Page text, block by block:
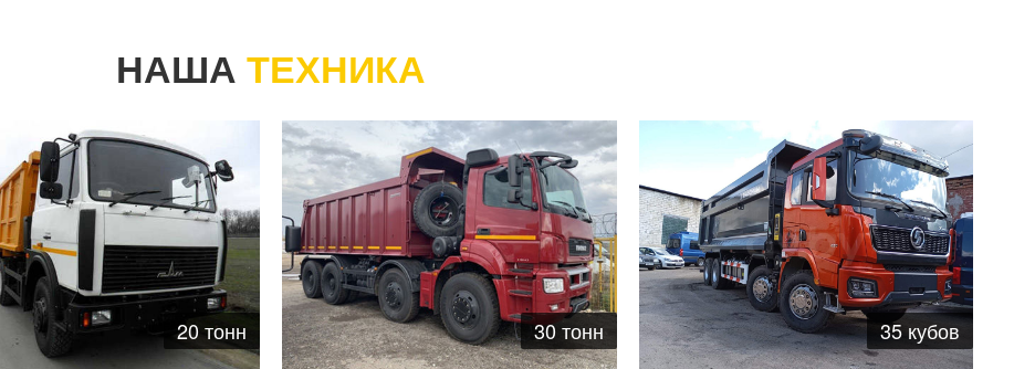
НАША ТЕХНИКА
20 тонн 30 тонн 35 кубов